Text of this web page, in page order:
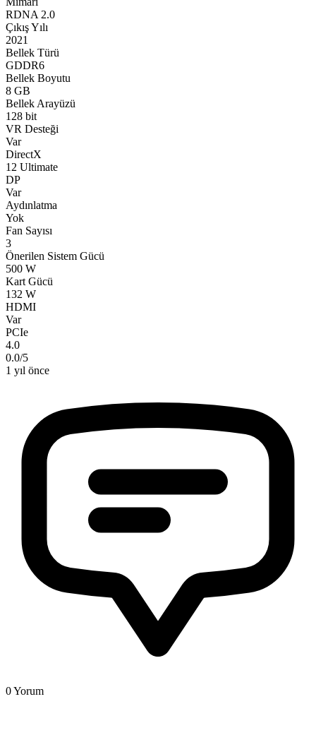
RDNA 2.0
Çıkış Yılı
2021
Bellek Türü
GDDR6
Bellek Boyutu
8 GB
Bellek Arayüzü
128 bit
VR Desteği
Var
DirectX
12 Ultimate
DP
Var
Aydınlatma
Yok
Fan Sayısı
3
Önerilen Sistem Gücü
500 W
Kart Gücü
132 W
HDMI
Var
PCIe
4.0
0.0/5
1 yıl önce
0Yorum